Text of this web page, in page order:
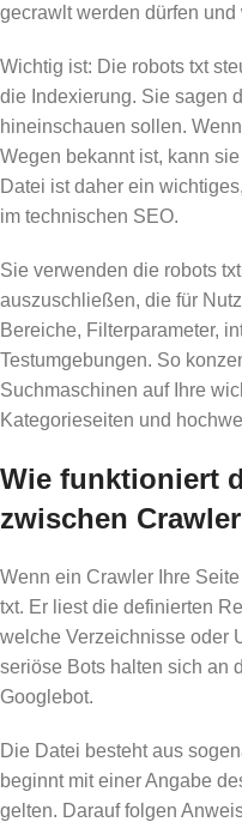
gecrawlt werden dürfen und
Wichtig ist: Die robots txt
die Indexierung. Sie sagen
hineinschauen sollen.
Wegen bekannt ist, kann
Datei ist daher ein
im technischen SEO.
Sie verwenden die robots
auszuschließen, die für
Bereiche, Filterparameter,
Testumgebungen. So
Suchmaschinen auf Ihre
Kategorieseiten und
Wie funktioniert
zwischen
Wenn ein Crawler Ihre
txt. Er liest die definierten
welche Verzeichnisse oder
seriöse Bots halten sich an
Googlebot.
Die Datei besteht aus
beginnt mit einer Angabe
gelten. Darauf folgen